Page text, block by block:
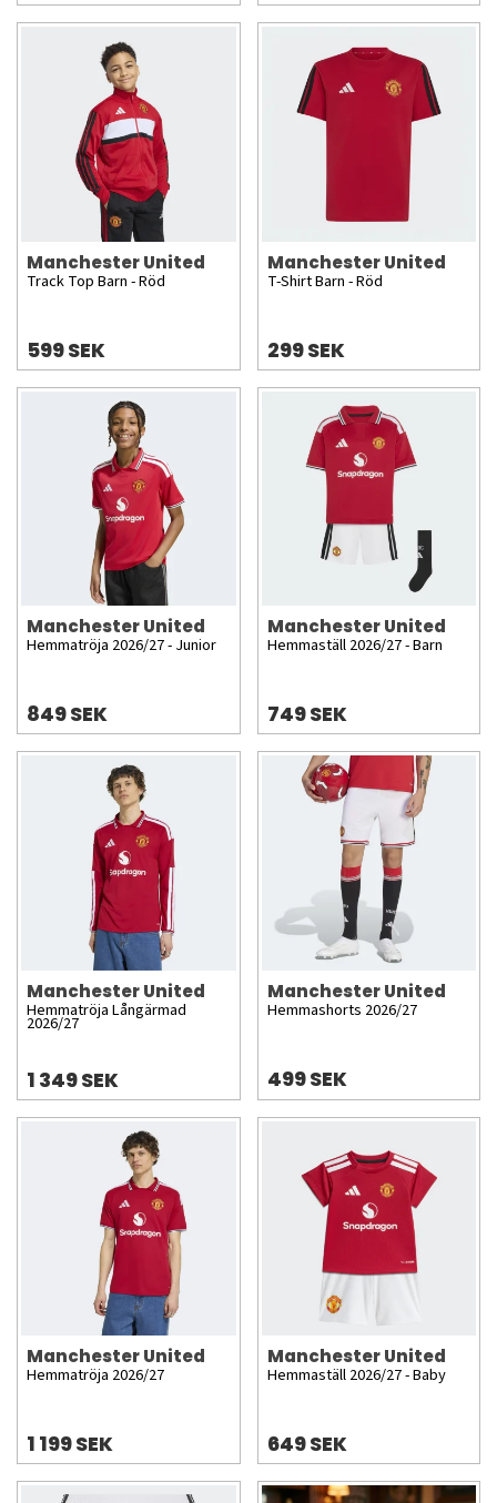
Manchester United
Track Top Barn - Röd
599 SEK
Manchester United
T-Shirt Barn - Röd
299 SEK
Manchester United
Hemmatröja 2026/27 - Junior
849 SEK
Manchester United
Hemmaställ 2026/27 - Barn
749 SEK
Manchester United
Hemmatröja Långärmad
2026/27
1 349 SEK
Manchester United
Hemmashorts 2026/27
499 SEK
Manchester United
Hemmatröja 2026/27
1 199 SEK
Manchester United
Hemmaställ 2026/27 - Baby
649 SEK